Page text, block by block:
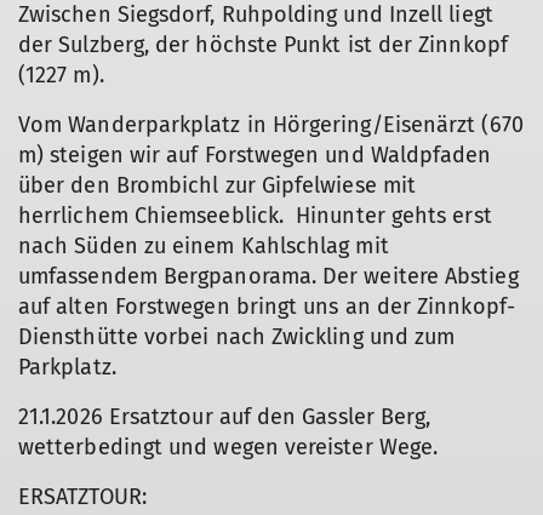
Zwischen Siegsdorf, Ruhpolding und Inzell liegt
der Sulzberg, der höchste Punkt ist der Zinnkopf
(1227 m).
Vom Wanderparkplatz in Hörgering/Eisenärzt (670
m) steigen wir auf Forstwegen und Waldpfaden
über den Brombichl zur Gipfelwiese mit
herrlichem Chiemseeblick. Hinunter gehts erst
nach Süden zu einem Kahlschlag mit
umfassendem Bergpanorama. Der weitere Abstieg
auf alten Forstwegen bringt uns an der Zinnkopf-
Diensthütte vorbei nach Zwickling und zum
Parkplatz.
21.1.2026 Ersatztour auf den Gassler Berg,
wetterbedingt und wegen vereister Wege.
ERSATZTOUR: